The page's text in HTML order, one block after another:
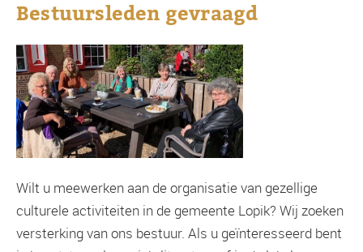
Bestuursleden gevraagd
Wilt u meewerken aan de organisatie van gezellige
culturele activiteiten in de gemeente Lopik? Wij zoeken
versterking van ons bestuur. Als u geïnteresseerd bent